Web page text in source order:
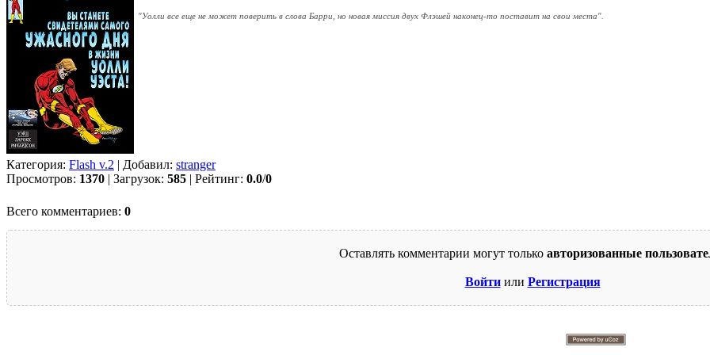
"Уолли все еще не может поверить в слова Барри, но новая миссия двух Флэшей наконец-то поставит на свои места".
Категория: Flash v.2 | Добавил: stranger
Просмотров: 1370 | Загрузок: 585 | Рейтинг: 0.0/0
Всего комментариев: 0
Оставлять комментарии могут только авторизованные
Войтиили Регистрация